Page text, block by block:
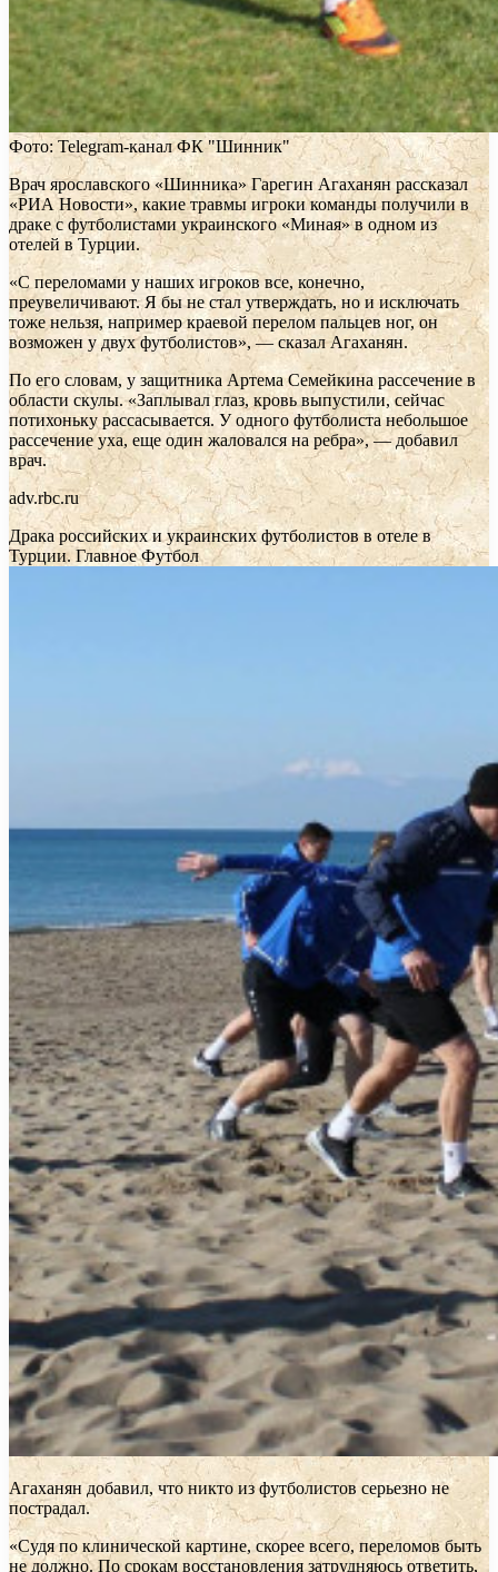
Фото: Telegram-канал ФК "Шинник"
Врач ярославского «Шинника» Гарегин Агаханян рассказал
«РИА Новости», какие травмы игроки команды получили в
драке с футболистами украинского «Миная» в одном из
отелей в Турции.
«С переломами у наших игроков все, конечно,
преувеличивают. Я бы не стал утверждать, но и исключать
тоже нельзя, например краевой перелом пальцев ног, он
возможен у двух футболистов», — сказал Агаханян.
По его словам, у защитника Артема Семейкина рассечение в
области скулы. «Заплывал глаз, кровь выпустили, сейчас
потихоньку рассасывается. У одного футболиста небольшое
рассечение уха, еще один жаловался на ребра», — добавил
врач.
adv.rbc.ru
Драка российских и украинских футболистов в отеле в
Турции. ГлавноеФутбол
Агаханян добавил, что никто из футболистов серьезно не
пострадал.
«Судя по клинической картине, скорее всего, переломов быть
не должно. По срокам восстановления затрудняюсь ответить,